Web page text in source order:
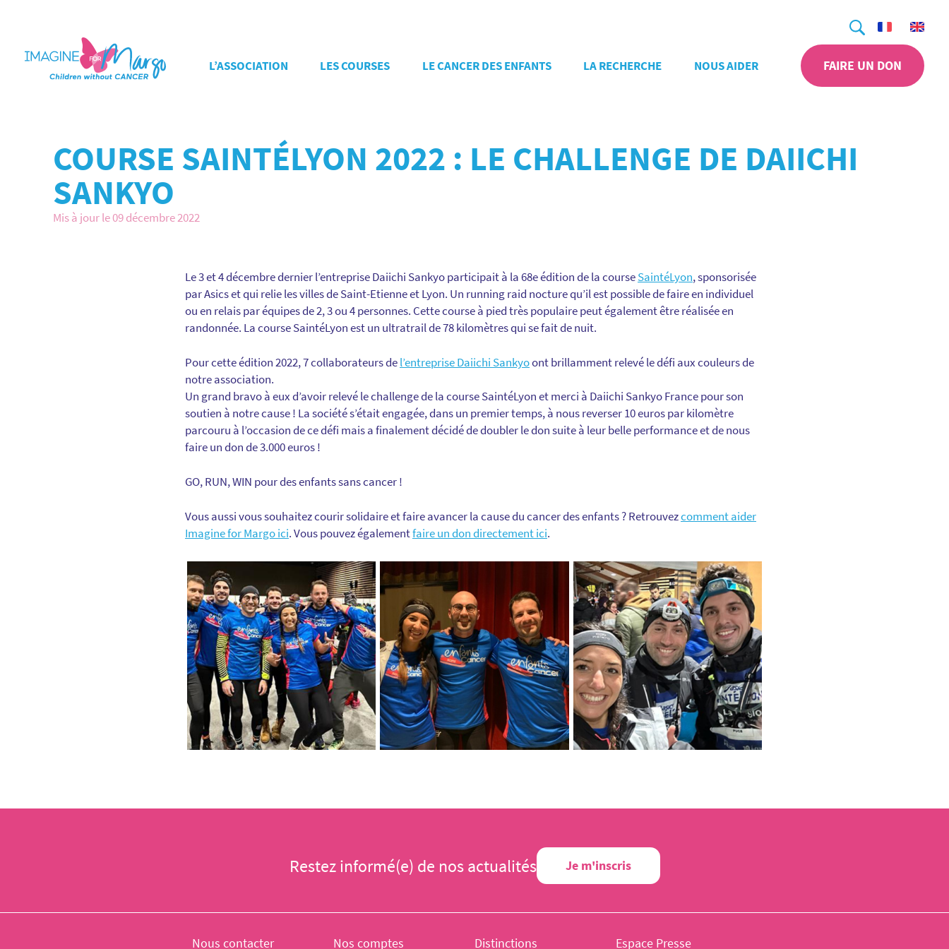
Recherche
L’ASSOCIATION LES COURSES LE CANCER DES ENFANTS LA RECHERCHE NOUS AIDER FAIRE UN DON
COURSE SAINTÉLYON 2022 : LE CHALLENGE DE DAIICHI
SANKYO
Mis à jour le 09 décembre 2022
Le 3 et 4 décembre dernier l’entreprise Daiichi Sankyo participait à la 68e édition de la courseSaintéLyon, sponsorisée
par Asics et qui relie les villes de Saint-Etienne et Lyon. Un running raid nocture qu’il est possible de faire en individuel
ou en relais par équipes de 2, 3 ou 4 personnes. Cette course à pied très populaire peut également être réalisée en
randonnée. La course SaintéLyon est un ultratrail de 78 kilomètres qui se fait de nuit.
Pour cette édition 2022, 7 collaborateurs del’entreprise Daiichi Sankyoont brillamment relevé le défi aux couleurs de
notre association.
Un grand bravo à eux d’avoir relevé le challenge de la course SaintéLyon et merci à Daiichi Sankyo France pour son
soutien à notre cause ! La société s’était engagée, dans un premier temps, à nous reverser 10 euros par kilomètre
parcouru à l’occasion de ce défi mais a finalement décidé de doubler le don suite à leur belle performance et de nous
faire un don de 3.000 euros !
GO, RUN, WIN pour des enfants sans cancer !
Vous aussi vous souhaitez courir solidaire et faire avancer la cause du cancer des enfants ? Retrouvezcomment aider
Imagine for Margo ici. Vous pouvez égalementfaire un don directement ici.
Restez informé(e) de nos actualités Je m'inscris
Nous contacter Nos comptes Distinctions Espace Presse